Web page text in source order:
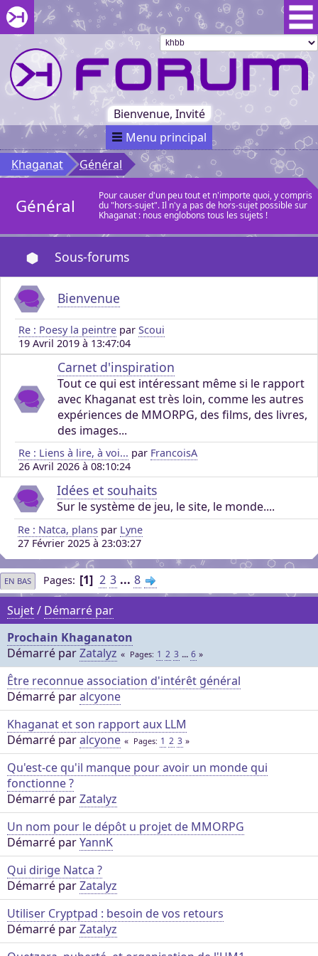
Aller au menu du forum
Aller au contenu du forum
Aller à la recherche dans le forum
Passer le
menu
Khaganat
au début
du menu
Khaganat
Bienvenue, Invité
Menu principal
Khaganat
Général
Général
Pour causer d'un peu tout et n'importe quoi, y compris
du "hors-sujet". Il n'y a pas de hors-sujet possible sur
Khaganat : nous englobons tous les sujets !
Sous-forums
Bienvenue
Re : Poesy la peintre par Scoui
19 Avril 2019 à 13:47:04
Carnet d'inspiration
Tout ce qui est intéressant même si le rapport
avec Khaganat est très loin, comme les autres
expériences de MMORPG, des films, des livres,
des images...
Re : Liens à lire, à voi... par FrancoisA
26 Avril 2026 à 08:10:24
Idées et souhaits
Sur le système de jeu, le site, le monde....
Re : Natca, plans par Lyne
27 Février 2025 à 23:03:27
EN BAS Pages 1 2 3 ... 8
Sujet/ Démarré par
Prochain Khaganaton
Démarré parZatalyz Pages 1 2 3 ... 6
Être reconnue association d'intérêt général
Démarré paralcyone
Khaganat et son rapport aux LLM
Démarré paralcyone Pages 1 2 3
Qu'est-ce qu'il manque pour avoir un monde qui
fonctionne ?
Démarré parZatalyz
Un nom pour le dépôt u projet de MMORPG
Démarré parYannK
Qui dirige Natca ?
Démarré parZatalyz
Utiliser Cryptpad : besoin de vos retours
Démarré parZatalyz